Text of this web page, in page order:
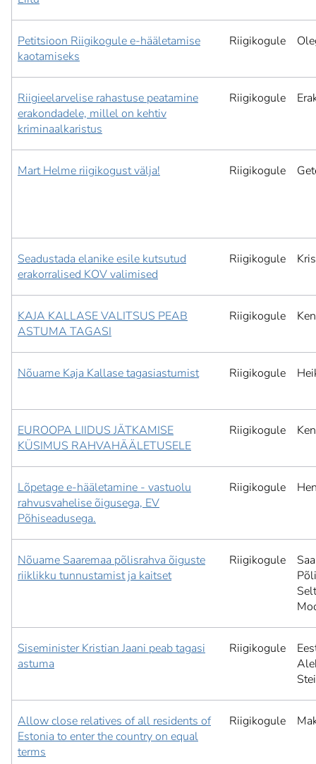
Petitsioon Riigikogule e-hääletamise
kaotamiseks
Riigikogule
Riigieelarvelise rahastuse peatamine
erakondadele, millel on kehtiv
kriminaalkaristus
Riigikogule
Mart Helme riigikogust välja! Riigikogule
Seadustada elanike esile kutsutud
erakorralised KOV valimised
Riigikogule
KAJA KALLASE VALITSUS PEAB
ASTUMA TAGASI
Riigikogule
Nõuame Kaja Kallase tagasiastumist Riigikogule
EUROOPA LIIDUS JÄTKAMISE
KÜSIMUS RAHVAHÄÄLETUSELE
Riigikogule
Lõpetage e-hääletamine - vastuolu
rahvusvahelise õigusega, EV
Põhiseadusega.
Riigikogule
Nõuame Saaremaa põlisrahva õiguste
riiklikku tunnustamist ja kaitset
Riigikogule
Siseminister Kristian Jaani peab tagasi
astuma
Riigikogule
Allow close relatives of all residents of
Estonia to enter the country on equal
terms
Riigikogule